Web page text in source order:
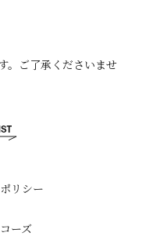
。ご了承くださいませ
リシー
ーズ